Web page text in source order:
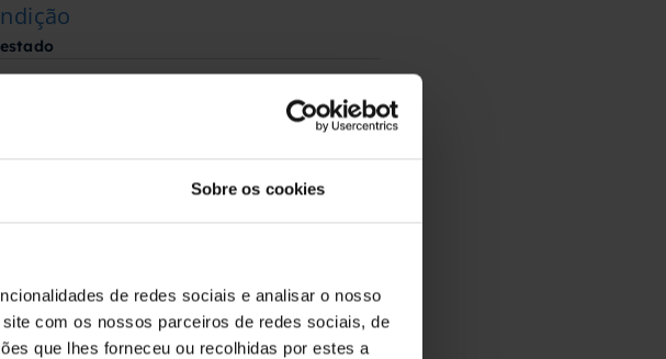
Sobre os cookies
de redes sociais e analisar o nosso
com os nossos parceiros de redes sociais, de
que lhes forneceu ou recolhidas por estes a